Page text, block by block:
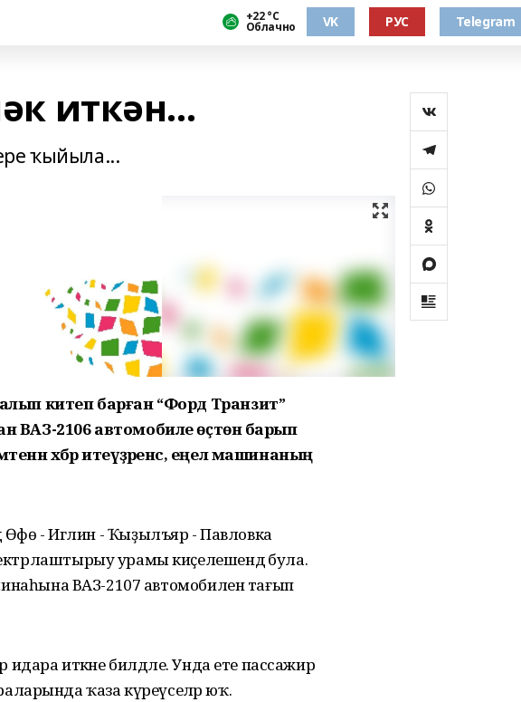
+22 °С
Облачно VK РУС Telegram
иткән...
ҡыйыла...
китеп барған “Форд Транзит”
ВАЗ-2106 автомобиле өҫтөнә барып
хәбәр итеүҙәренсә, еңел машинаның
Өфө - Иглин - Ҡыҙылъяр - Павловка
урамы киҫелешендә була.
ВАЗ-2107 автомобилен тағып
иткәне билдәле. Унда ете пассажир
ҡаза күреүселәр юҡ.